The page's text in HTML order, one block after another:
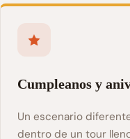
Cumpleanos y
Un escenario
dentro de un tour